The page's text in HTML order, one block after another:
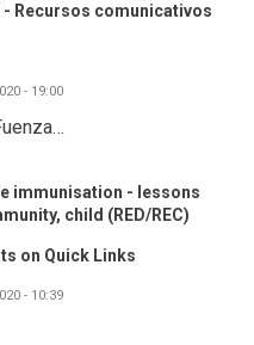
- Recursos comunicativos
- 19:00
immunisation - lessons
child (RED/REC)
on Quick Links
- 10:39